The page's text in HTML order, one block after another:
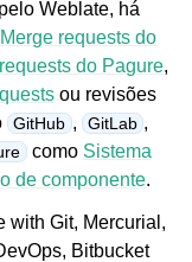
Weblate, há
Merge requests do
do Pagure,
ou revisões
GitHub , GitLab ,
como Sistema
de componente.
with Git, Mercurial,
Bitbucket